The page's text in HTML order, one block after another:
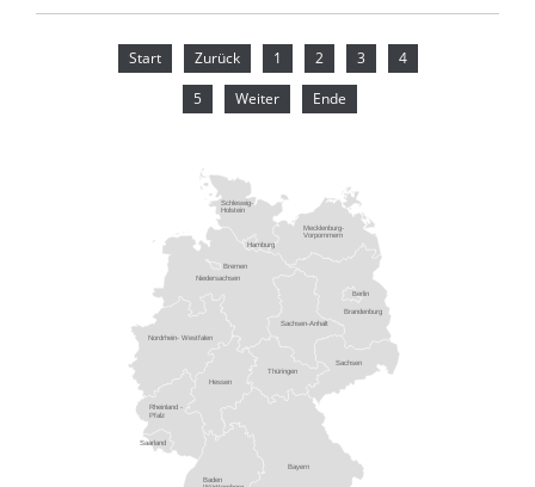
Start Zurück 1 2 3 4
5 Weiter Ende
Baden
Bayern
Brandenburg
Hessen
Mecklenburg-
Vorpommern
Niedersachsen
Nordrhein- Westfalen
Rheinland -
Pfalz
Sachsen
Sachsen-Anhalt
Schleswig-
Holstein
Thüringen
Berlin
Bremen
Hamburg
Saarland